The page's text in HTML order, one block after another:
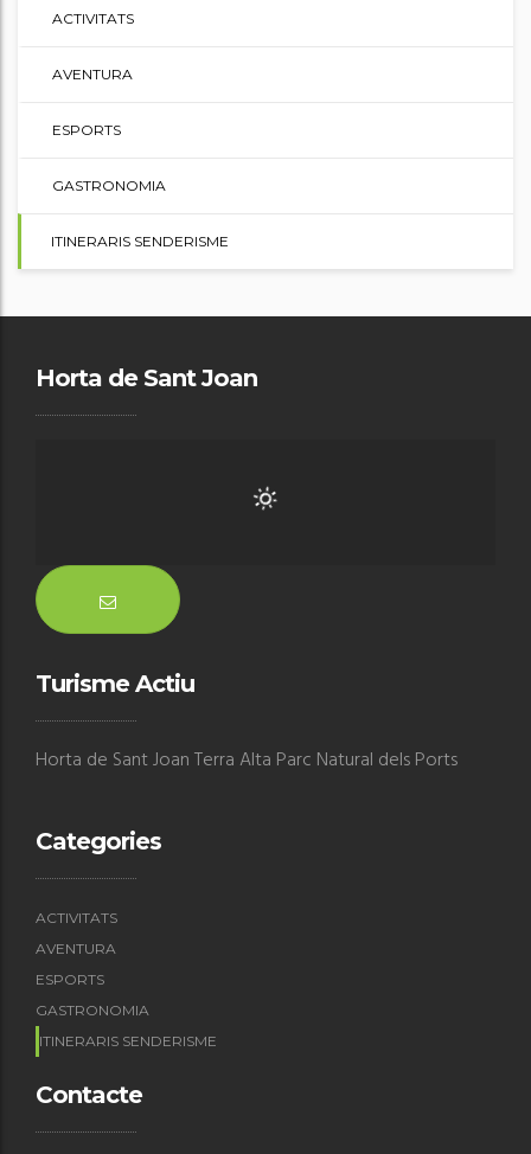
ACTIVITATS
AVENTURA
ESPORTS
GASTRONOMIA
ITINERARIS SENDERISME
Horta de Sant Joan
Turisme Actiu
Horta de Sant Joan Terra Alta Parc Natural dels Ports
Categories
ACTIVITATS
AVENTURA
ESPORTS
GASTRONOMIA
ITINERARIS SENDERISME
Contacte